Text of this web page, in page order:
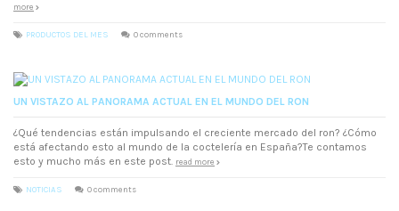
more
PRODUCTOS DEL MES 0 comments
UN VISTAZO AL PANORAMA ACTUAL EN EL MUNDO DEL RON
¿Qué tendencias están impulsando el creciente mercado del ron? ¿Cómo
está afectando esto al mundo de la coctelería en España?Te contamos
esto y mucho más en este post. read more
NOTICIAS 0 comments